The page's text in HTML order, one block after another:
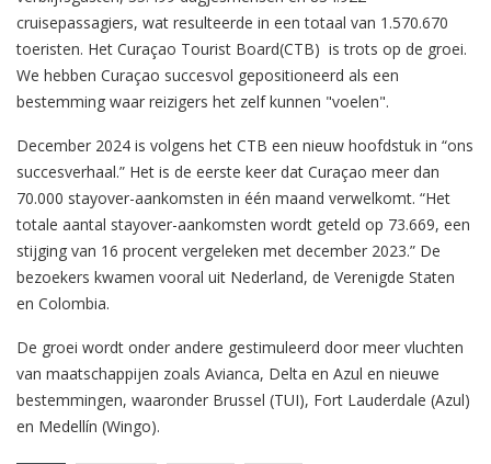
cruisepassagiers, wat resulteerde in een totaal van 1.570.670
toeristen. Het Curaçao Tourist Board(CTB) is trots op de groei.
We hebben Curaçao succesvol gepositioneerd als een
bestemming waar reizigers het zelf kunnen "voelen".
December 2024 is volgens het CTB een nieuw hoofdstuk in “ons
succesverhaal.” Het is de eerste keer dat Curaçao meer dan
70.000 stayover-aankomsten in één maand verwelkomt. “Het
totale aantal stayover-aankomsten wordt geteld op 73.669, een
stijging van 16 procent vergeleken met december 2023.” De
bezoekers kwamen vooral uit Nederland, de Verenigde Staten
en Colombia.
De groei wordt onder andere gestimuleerd door meer vluchten
van maatschappijen zoals Avianca, Delta en Azul en nieuwe
bestemmingen, waaronder Brussel (TUI), Fort Lauderdale (Azul)
en Medellín (Wingo).